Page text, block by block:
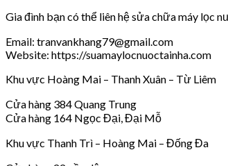
Gia đình bạn có thể liên hệ sửa chữa máy lọc
Email: tranvankhang79@gmail.com
Website: https://suamaylocnuoctainha.com
Khu vực Hoàng Mai – Thanh Xuân – Từ Liêm
Cửa hàng 384 Quang Trung
Cửa hàng 164 Ngọc Đại, Đại Mỗ
Khu vực Thanh Trì – Hoàng Mai – Đống Đa